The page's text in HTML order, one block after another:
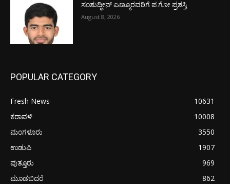
ಸಂಶುದ್ಧೀನ್ ಎಣ್ಮೂರವರಿಗೆ ಪ.ಗೋ ಪ್ರಶಸ್ತಿ
August 8, 2026
POPULAR CATEGORY
Fresh News
10631
ಕರಾವಳಿ
10008
ಮಂಗಳೂರು
3550
ಉಡುಪಿ
1907
ಪುತ್ತೂರು
969
ಮೂಡಬಿದರೆ
862